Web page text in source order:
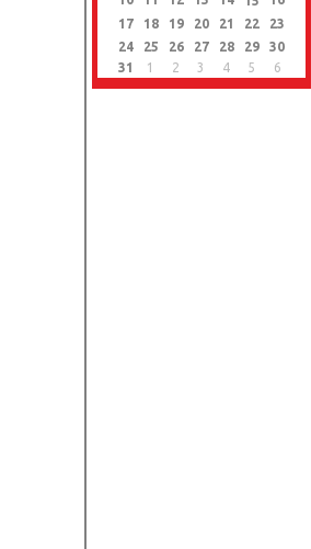
17
18 19 20 21 22
23
24
25 26 27 28 29
30
31
1 2 3 4 5 6